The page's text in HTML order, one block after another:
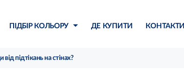
ПІДБІР КОЛЬОРУ ДЕ КУПИТИ КОНТАКТИ
підтікань на стінах?